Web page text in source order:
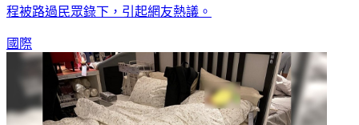
程被路過民眾錄下，引起網友熱議。
國際